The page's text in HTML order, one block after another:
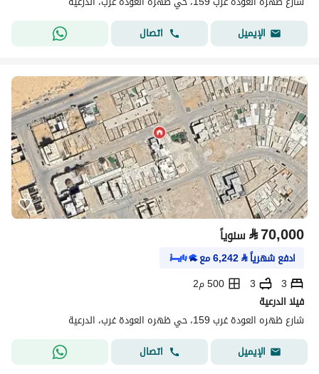
الإيميل
اتصال
⃁70,000 سنوياً
ادفع شهرياً⃁
6,242مع
3
3
500 م2
فيلا الدرعية
شارع ظهره العودة غرب 159، حي ظهره العودة غرب، الدرعية
الإيميل
اتصال